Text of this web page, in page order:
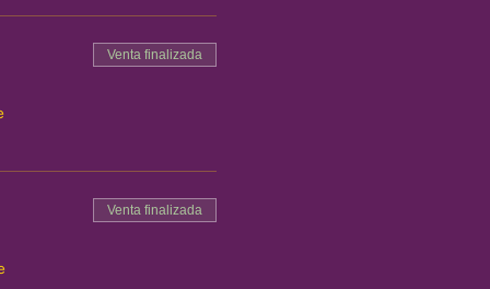
Venta finalizada
Venta finalizada